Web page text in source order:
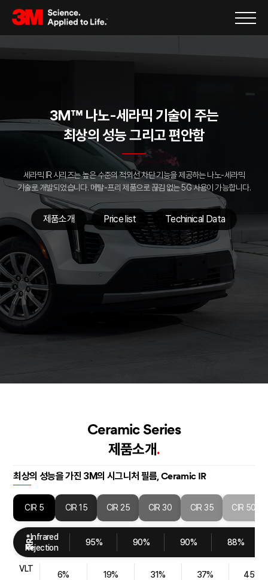
3M™ 나노-세라믹 기술이 주는
최상의 성능 그리고 편안함
세라믹 IR 시리즈는 높은 수준의 적외선 차단 기능을 제공하는나노-세라믹
기술로 개발되었습니다. 메탈-프리 제품으로 끊김 없는 5G 사용이 가능합니다.
제품소개 Price list Techinical Data
Ceramic Series
제품소개.
최상의 성능을 가진 3M의 시그니처 필름,Ceramic IR
CIR 5 CIR 15 CIR 25 CIR 30 CIR 35 CIR 50
IRR*Infrared
Rejection
95% 90% 90% 88%
VLT
6% 19% 31% 37%
45%